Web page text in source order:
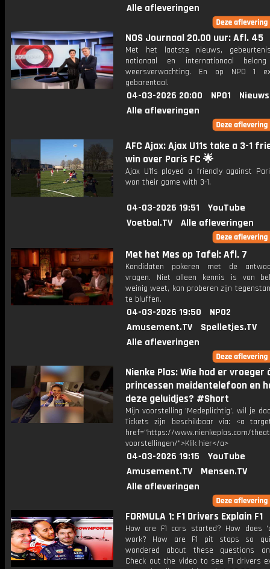
Alle afleveringen
NOS Journaal 20.00 uur: Afl. 45
Met het laatste nieuws,
nationaal en internationaal
weersverwachting. En op NPO 1
gebarentaal.
04-03-2026 20:00 NPO1
Alle afleveringen
AFC Ajax: Ajax U11s take a 3-1
win over Paris FC 🌟
Ajax U11s played a friendly against
won their game with 3-1.
04-03-2026 19:51
YouTube
Voetbal.TV
Alle afleveringen
Met het Mes op Tafel: Afl. 7
Kandidaten pokeren met de
vragen. Niet alleen kennis is van
weinig weet, kan proberen zijn
te bluffen.
04-03-2026 19:50
NPO2
Amusement.TV
Spelletjes.TV
Alle afleveringen
Nienke Plas: Wie had er vroeger
princessen meidentelefoon en
deze geluidjes? #Short
Mijn voorstelling 'Medeplichtig', wil je
Tickets zijn beschikbaar via: <a
href="https://www.nienkeplas.com/
voorstellingen/">Klik hier</a>
04-03-2026 19:15
YouTube
Amusement.TV
Mensen.TV
Alle afleveringen
FORMULA 1: F1 Drivers Explain F1
How are F1 cars started? How does
work? How are F1 pit stops so
wondered about these questions
Check out the video to see F1 drivers